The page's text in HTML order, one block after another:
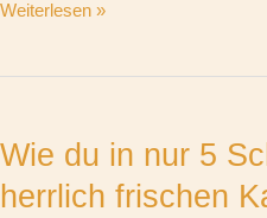
Weiterlesen »
Wie du in nur 5
herrlich frischen
in
nur